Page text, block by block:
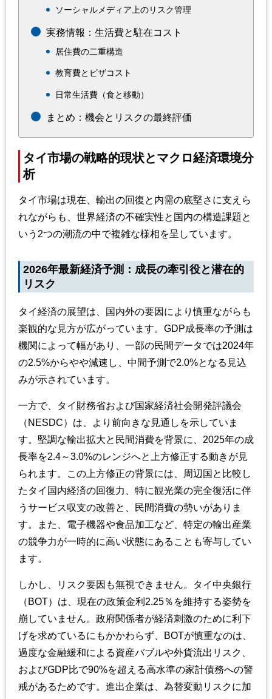
ソーシャルメディア上のリスク管理
実務情報：生活費と駐在コスト
居住費の二重構造
教育費とビザコスト
日常生活費（食と移動）
まとめ：機会とリスクの最終評価
タイ市場の戦略的現状とマクロ経済環境分
析
タイ市場は現在、輸出の回復と内需の底堅さに支えら
れながらも、世界経済の不確実性と国内の構造課題と
いう2つの潮流の中で複雑な様相を呈しています。
2026年最新経済予測：成長の牽引役と潜在的
リスク
タイ経済の展望は、国内外の要因により慎重ながらも
楽観的な見方が広がっています。GDP成長率の予測は
機関によって幅があり、一部の民間データでは2024年
の2.5%からやや減速し、中間予測で2.0%となる見込
みが示されています。
一方で、タイ財務省および国家経済社会開発評議会
（NESDC）は、より前向きな見通しを示していま
す。堅調な輸出拡大と民間消費を背景に、2025年の成
長率を2.4～3.0%のレンジへと上方修正する動きが見
られます。この上方修正の背景には、周辺国と比較し
たタイ国内経済の回復力、特に観光業の完全復活に伴
うサービス収支の改善と、民間消費の勢いがありま
す。また、電子機器や食品加工など、特定の輸出産業
の競争力が一時的に高い状態にあることも寄与してい
ます。
しかし、リスク要因も無視できません。タイ中央銀行
（BOT）は、現在の政策金利2.25％を維持する姿勢を
崩していません。政府関係者が経済刺激のために利下
げを求めているにもかかわらず、BOTが慎重なのは、
過度な金融緩和による資産バブルや外貨流出リスク、
およびGDP比で90%を超える高水準の家計債務への警
戒があるためです。進出企業は、為替変動リスクに加